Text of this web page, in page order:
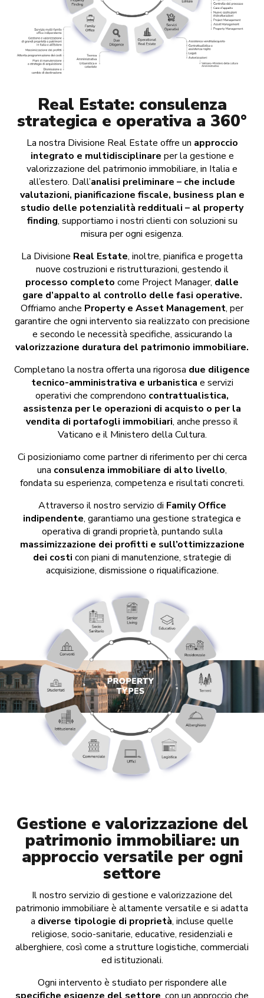
Real Estate: consulenza
strategica e operativa a 360°​
La nostra Divisione Real Estate offre un approccio
integrato e multidisciplinare per la gestione e
valorizzazione del patrimonio immobiliare, in Italia e
all’estero. Dall’analisi preliminare – che include
valutazioni, pianificazione fiscale, business plan e
studio delle potenzialità reddituali – al property
finding, supportiamo i nostri clienti con soluzioni su
misura per ogni esigenza.​
​La Divisione Real Estate, inoltre, pianifica e progetta
nuove costruzioni e ristrutturazioni, gestendo il
processo completo come Project Manager, dalle
gare d’appalto al controllo delle fasi operative.
Offriamo anche Property e Asset Management, per
garantire che ogni intervento sia realizzato con precisione
e secondo le necessità specifiche, assicurando la
valorizzazione duratura del patrimonio immobiliare.​
Completano la nostra offerta una rigorosa due diligence
tecnico-amministrativa e urbanistica e servizi
operativi che comprendono contrattualistica,
assistenza per le operazioni di acquisto o per la
vendita di portafogli immobiliari, anche presso il
Vaticano e il Ministero della Cultura.​
Ci posizioniamo come partner di riferimento per chi cerca
una consulenza immobiliare di alto livello,
fondata su esperienza, competenza e risultati concreti.​
Attraverso il nostro servizio di Family Office
indipendente, garantiamo una gestione strategica e
operativa di grandi proprietà, puntando sulla
massimizzazione dei profitti e sull’ottimizzazione
dei costi con piani di manutenzione, strategie di
acquisizione, dismissione o riqualificazione.
Gestione e valorizzazione del
patrimonio immobiliare: un
approccio versatile per ogni
settore
Il nostro servizio di gestione e valorizzazione del
patrimonio immobiliare è altamente versatile e si adatta
a diverse tipologie di proprietà, incluse quelle
religiose, socio-sanitarie, educative, residenziali e
alberghiere, così come a strutture logistiche, commerciali
ed istituzionali.
Ogni intervento è studiato per rispondere alle